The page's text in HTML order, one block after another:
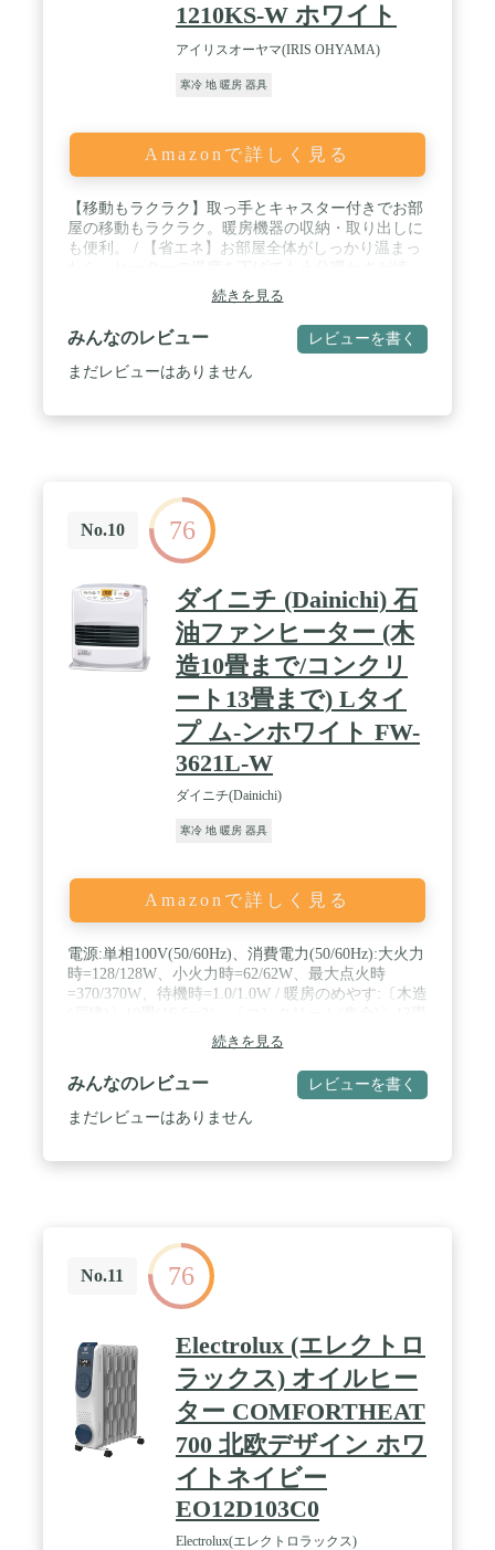
1210KS-W ホワイト
アイリスオーヤマ(IRIS OHYAMA)
寒冷 地 暖房 器具
Amazonで詳しく見る
【移動もラクラク】取っ手とキャスター付きでお部
屋の移動もラクラク。暖房機器の収納・取り出しに
も便利。 / 【省エネ】お部屋全体がしっかり温まっ
く。省エネ効果も期待できる。 / 【~8畳】風や火を
使わないクリーンな暖房のオイルヒーター。部屋全
体をムラなく暖める、体に優しい暖房機器。 / 【ふ
く射熱】天井・床・壁などお部屋全体を暖めるふく
射熱。温まったお部屋からもふく射熱が発生するの
続きを見る
みんなのレビュー レビューを書く
まだレビューはありません
No.10 76
ダイニチ (Dainichi) 石
油ファンヒーター (木
造10畳まで/コンクリ
ート13畳まで) Lタイ
プ ム-ンホワイト FW-
3621L-W
ダイニチ(Dainichi)
寒冷 地 暖房 器具
Amazonで詳しく見る
電源:単相100V(50/60Hz)、消費電力(50/60Hz):大火力
時=128/128W、小火力時=62/62W、最大点火時
=370/370W、待機時=1.0/1.0W / 暖房のめやす:〔木造
(21.5m2) / 暖房出力:3.60~0.74kw / 料消費
量:0.35~0.072L/h / 燃焼継続時間:25.7~125h / 運転
音:37~25dB / 【速暖】保温していない状態から、わ
ずか35秒でスピード着火。寒い朝や帰宅時などの冷
えきったお部屋をいち早く暖めます。 / 【消臭】石
9Lタンク。給油回数も減って便利。タンクの上下に
「とって」が2本あるので、両手でしっかり持つこ
とができて、持ち運びにも便利なタンクWとって。
給油モニターや、給油時に手が汚れにくいワンタッ
続きを見る
みんなのレビュー レビューを書く
まだレビューはありません
No.11 76
Electrolux (エレクトロ
ラックス) オイルヒー
ター COMFORTHEAT
700 北欧デザイン ホワ
イトネイビー
EO12D103C0
Electrolux(エレクトロラックス)